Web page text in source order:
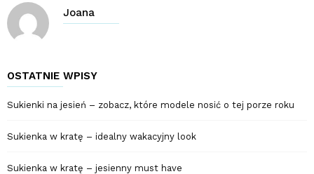
Joana
OSTATNIE WPISY
Sukienki na jesień – zobacz, które modele nosić o tej porze roku
Sukienka w kratę – idealny wakacyjny look
Sukienka w kratę – jesienny must have